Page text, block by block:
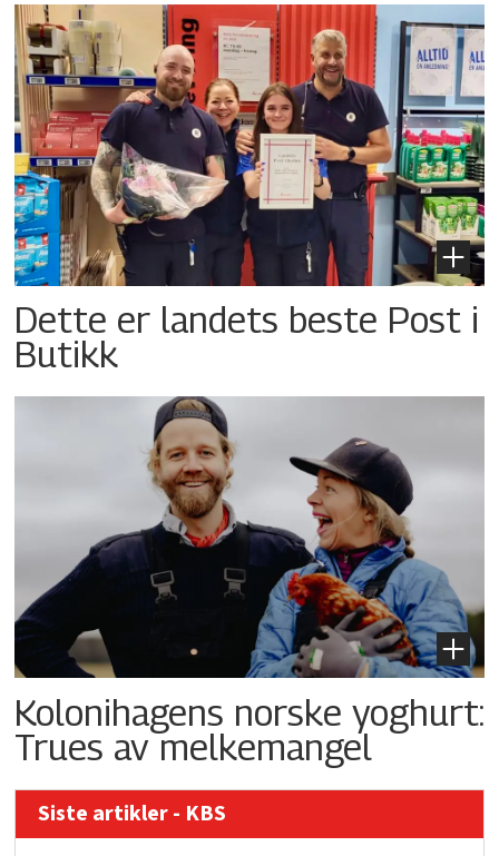
Dette er landets beste Post i
Butikk
Kolonihagens norske yoghurt:
Trues av melkemangel
Siste artikler - KBS